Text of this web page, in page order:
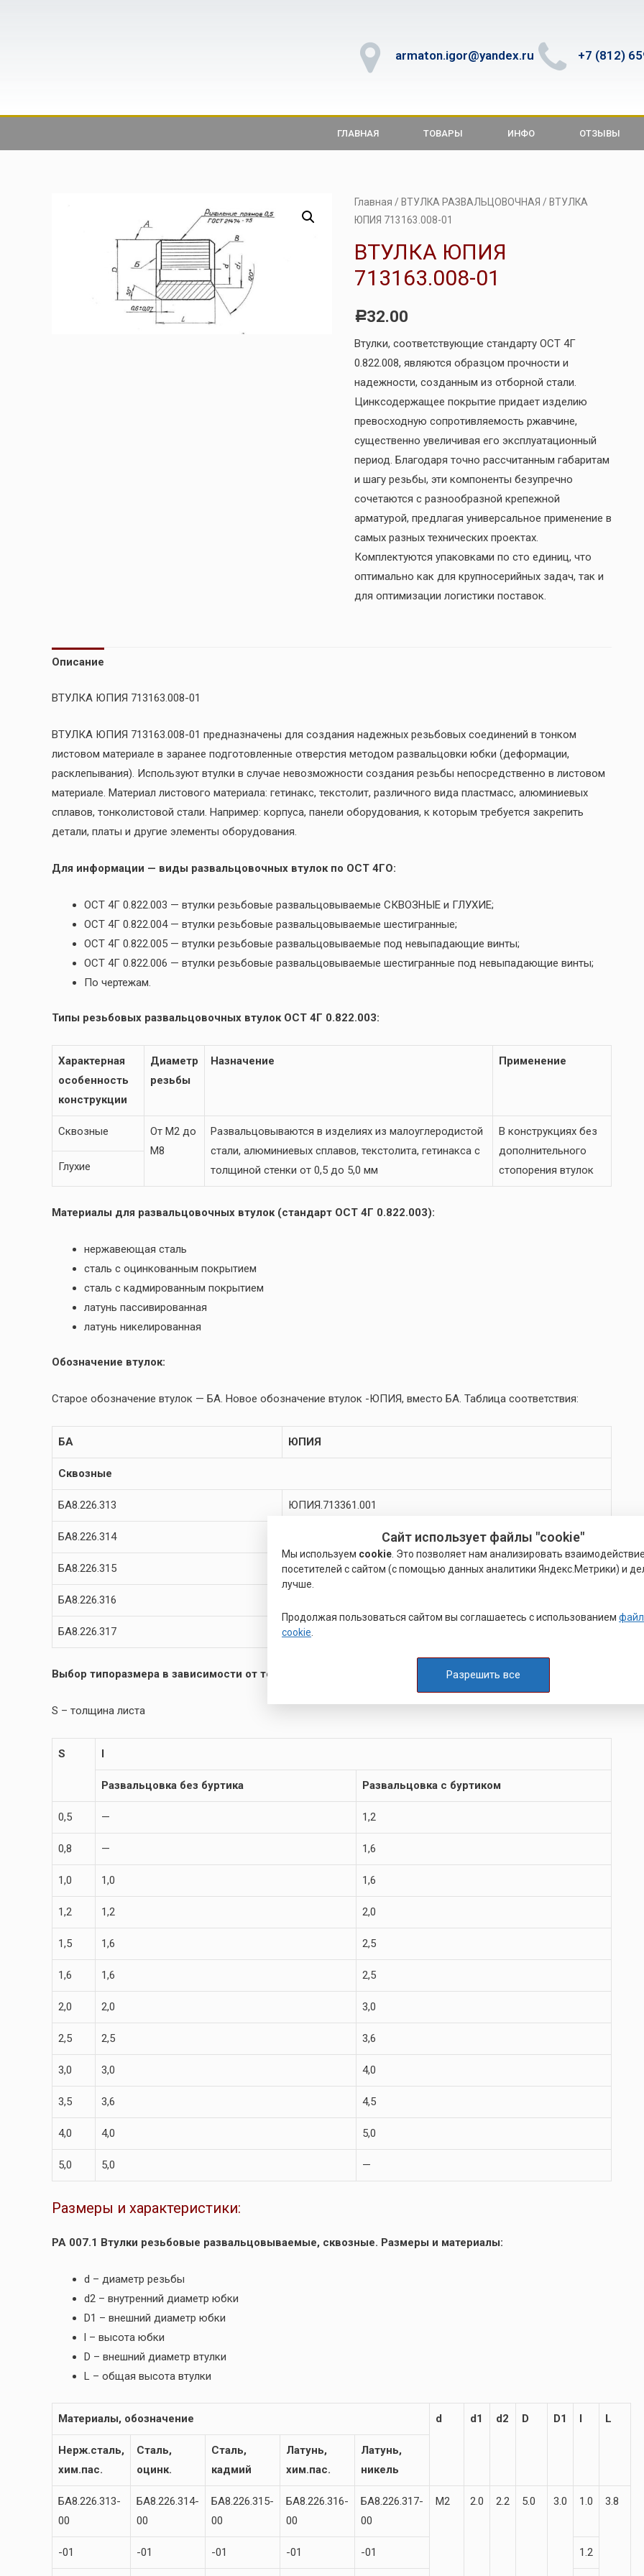
armaton.igor@yandex.ru +7 (812)
ГЛАВНАЯ ТОВАРЫ ИНФО ОТЗЫВЫ
Главная / ВТУЛКА РАЗВАЛЬЦОВОЧНАЯ / ВТУЛКА
ЮПИЯ 713163.008-01
ВТУЛКА ЮПИЯ
713163.008-01
Р32.00
Втулки, соответствующие стандарту ОСТ 4Г
0.822.008, являются образцом прочности и
надежности, созданным из отборной стали.
Цинксодержащее покрытие придает изделию
превосходную сопротивляемость ржавчине,
существенно увеличивая его эксплуатационный
период. Благодаря точно рассчитанным габаритам
и шагу резьбы, эти компоненты безупречно
сочетаются с разнообразной крепежной
арматурой, предлагая универсальное применение в
самых разных технических проектах.
Комплектуются упаковками по сто единиц, что
оптимально как для крупносерийных задач, так и
для оптимизации логистики поставок.
Описание
ВТУЛКА ЮПИЯ 713163.008-01
ВТУЛКА ЮПИЯ 713163.008-01 предназначены для создания надежных резьбовых соединений в тонком
листовом материале в заранее подготовленные отверстия методом развальцовки юбки (деформации,
расклепывания). Используют втулки в случае невозможности создания резьбы непосредственно в листовом
материале. Материал листового материала: гетинакс, текстолит, различного вида пластмасс, алюминиевых
сплавов, тонколистовой стали. Например: корпуса, панели оборудования, к которым требуется закрепить
детали, платы и другие элементы оборудования.
Для информации — виды развальцовочных втулок по ОСТ 4ГО:
ОСТ 4Г 0.822.003 — втулки резьбовые развальцовываемые СКВОЗНЫЕ и ГЛУХИЕ;
ОСТ 4Г 0.822.004 — втулки резьбовые развальцовываемые шестигранные;
ОСТ 4Г 0.822.005 — втулки резьбовые развальцовываемые под невыпадающие винты;
ОСТ 4Г 0.822.006 — втулки резьбовые развальцовываемые шестигранные под невыпадающие винты;
По чертежам.
Типы резьбовых развальцовочных втулок ОСТ 4Г 0.822.003:
Характерная
особенность
конструкции
Диаметр
резьбы
Назначение Применение
Сквозные
От М2 до
М8
Развальцовываются в изделиях из малоуглеродистой
стали, алюминиевых сплавов, текстолита, гетинакса с
толщиной стенки от 0,5 до 5,0 мм
В конструкциях без
дополнительного
стопорения втулок
Глухие
Материалы для развальцовочных втулок (стандарт ОСТ 4Г 0.822.003):
нержавеющая сталь
сталь с оцинкованным покрытием
сталь с кадмированным покрытием
латунь пассивированная
латунь никелированная
Обозначение втулок:
Старое обозначение втулок — БА. Новое обозначение втулок -ЮПИЯ, вместо БА. Таблица соответствия:
БА ЮПИЯ
Сквозные
БА8.226.313 ЮПИЯ.713361.001
БА8.226.314
БА8.226.315 ЮПИЯ.713361.003
БА8.226.316
БА8.226.317 ЮПИЯ.713361.005
Выбор типоразмера в зависимости от толщины листа (ОСТ 4Г 0.822.003)
S – толщина листа
S l
Развальцовка без буртика Развальцовка с буртиком
0,5 — 1,2
0,8 — 1,6
1,0 1,0 1,6
1,2 1,2 2,0
1,5 1,6 2,5
1,6 1,6 2,5
2,0 2,0 3,0
2,5 2,5 3,6
3,0 3,0 4,0
3,5 3,6 4,5
4,0 4,0 5,0
5,0 5,0 —
Размеры и характеристики:
РА 007.1 Втулки резьбовые развальцовываемые, сквозные. Размеры и материалы:
d – диаметр резьбы
d2 – внутренний диаметр юбки
D1 – внешний диаметр юбки
l – высота юбки
D – внешний диаметр втулки
L – общая высота втулки
Материалы, обозначение d d1 d2 D D1 l L
Нерж.сталь,
хим.пас.
Сталь,
оцинк.
Сталь,
кадмий
Латунь,
хим.пас.
Латунь,
никель
БА8.226.313-
00
БА8.226.314-
00
БА8.226.315-
00
БА8.226.316-
00
БА8.226.317-
00
М2 2.0 2.2 5.0 3.0 1.0 3.8
-01 -01 -01 -01 -01 1.2
Сайт использует файлы "cookie"
Мы используем cookie . Это позволяет нам анализировать
посетителей с сайтом (с помощью данных аналитики Яндекс.Метрики) и
лучше.
Продолжая пользоваться сайтом вы соглашаетесь с использованием
cookie
Разрешить все